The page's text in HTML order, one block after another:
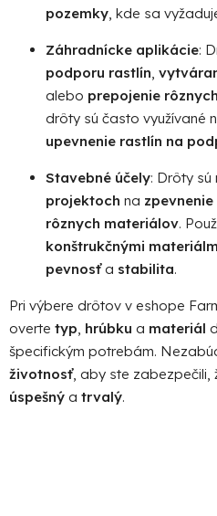
pozemky , kde sa
Záhradnícke aplikácie:
podporu rastlín
alebo prepojenie
drôty sú často využívané
upevnenie rastlín na
Stavebné účely: Drôty sú
projektoch na
rôznych materiálov.
konštrukčnými
pevnosťa stabilita.
Pri výbere drôtov v eshope
overte typ hrúbku a materiál
špecifickým potrebám.
životnosť, aby ste zabezpečili,
úspešný a trvalý.